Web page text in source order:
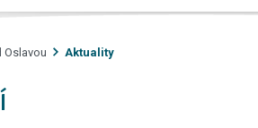
Oslavou Aktuality